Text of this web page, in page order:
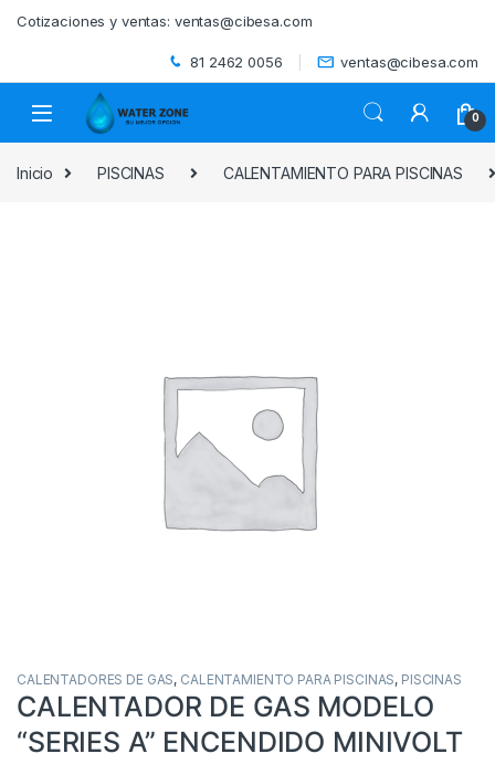
Cotizaciones y ventas: ventas@cibesa.com
81 2462 0056 ventas@cibesa.com
0
Inicio PISCINAS CALENTAMIENTO PARA PISCINAS
CALENTADORES DE GAS, CALENTAMIENTO PARA PISCINAS, PISCINAS
CALENTADOR DE GAS MODELO
“SERIES A” ENCENDIDO MINIVOLT